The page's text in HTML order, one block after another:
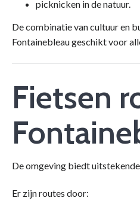
picknicken in de natuur.
De combinatie van cultuur en
Fontainebleau geschikt voor
Fietsen
De omgeving biedt
Er zijn routes door: